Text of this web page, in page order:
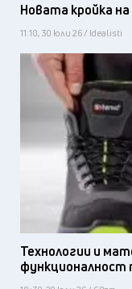
Новата кройка
11:10, 30 юли 26 / Idealisti
Технологии и
функционалност